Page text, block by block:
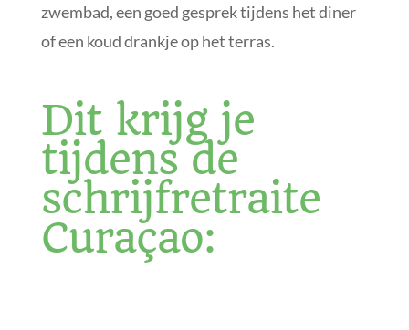
zwembad, een goed gesprek tijdens het diner
of een koud drankje op het terras.
Dit krijg je
tijdens de
schrijfretraite
Curaçao: